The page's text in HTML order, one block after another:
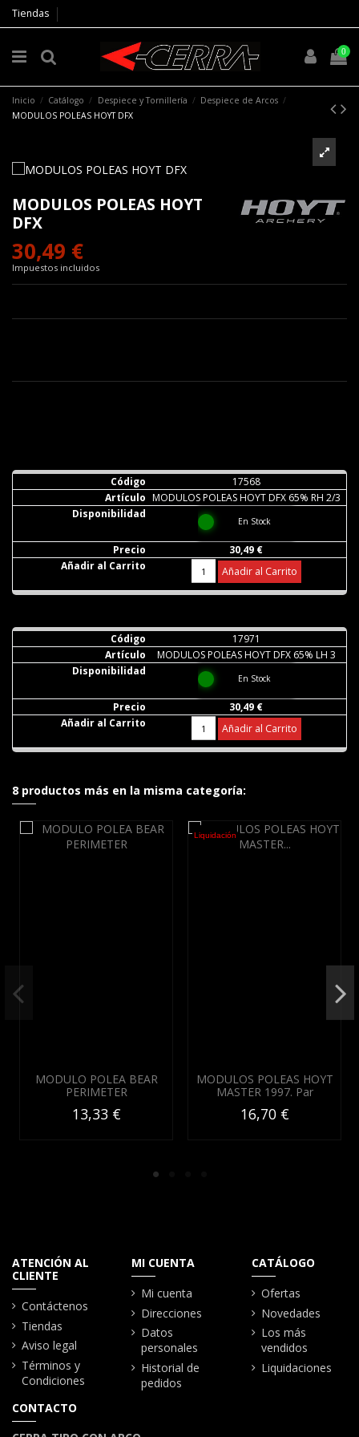
Tiendas
0
Inicio Catálogo Despiece y Tornillería
Despiece de Arcos
MODULOS POLEAS HOYT DFX
MODULOS POLEAS HOYT
DFX
30,49 €
Impuestos incluidos
17568
MODULOS POLEAS HOYT DFX 65% RH 2/3
En Stock
30,49 €
Añadir al Carrito
17971
MODULOS POLEAS HOYT DFX 65% LH 3
En Stock
30,49 €
Añadir al Carrito
8 productos más en la misma categoría:
MODULO POLEA BEAR
PERIMETER
13,33 €
Liquidación
MODULOS POLEAS HOYT
MASTER 1997. Par
16,70 €
ATENCIÓN AL
CLIENTE
Contáctenos
Tiendas
Aviso legal
Términos y
Condiciones
MI CUENTA
Mi cuenta
Direcciones
Datos
personales
Historial de
pedidos
CATÁLOGO
Ofertas
Novedades
Los más
vendidos
Liquidaciones
CONTACTO